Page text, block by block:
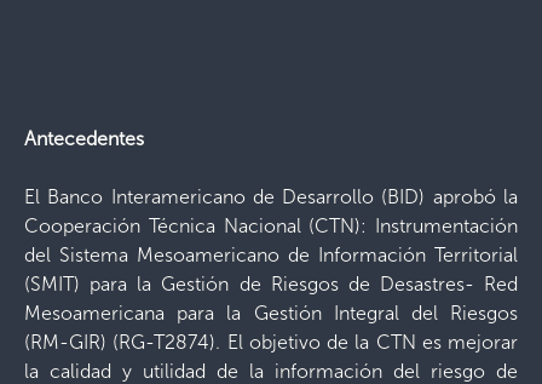
Antecedentes
El Banco Interamericano de Desarrollo (BID) aprobó la
Cooperación Técnica Nacional (CTN): Instrumentación
del Sistema Mesoamericano de Información Territorial
(SMIT) para la Gestión de Riesgos de Desastres- Red
Mesoamericana para la Gestión Integral del Riesgos
(RM-GIR) (RG-T2874). El objetivo de la CTN es mejorar
la calidad y utilidad de la información del riesgo de